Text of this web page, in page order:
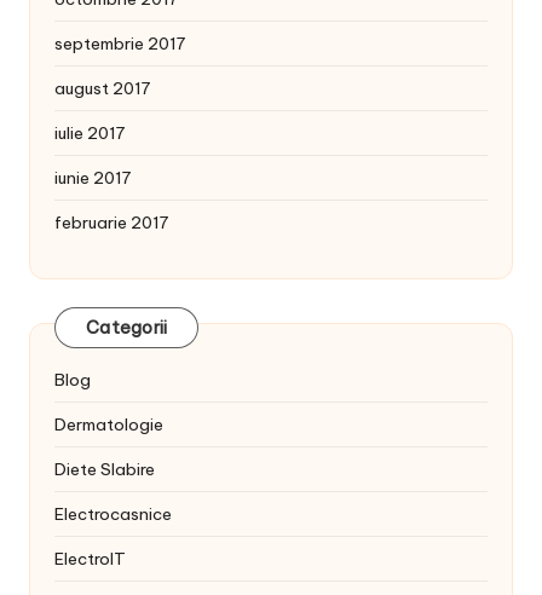
septembrie 2017
august 2017
iulie 2017
iunie 2017
februarie 2017
Categorii
Blog
Dermatologie
Diete Slabire
Electrocasnice
ElectroIT